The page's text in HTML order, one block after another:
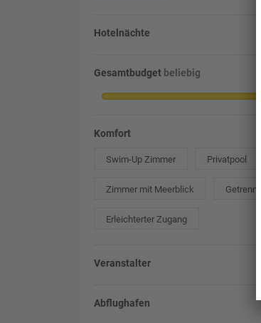
Hotelnächte
Gesamtbudget beliebig
Komfort
Swim-Up Zimmer Privatpool
Zimmer mit Meerblick
Erleichterter Zugang
Veranstalter
Abflughafen